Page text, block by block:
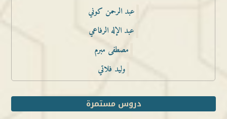
عبد الرحمن كوني
عبد الإله الرفاعي
مصطفى مبرم
وليد فلاتي
دروس مستمرة